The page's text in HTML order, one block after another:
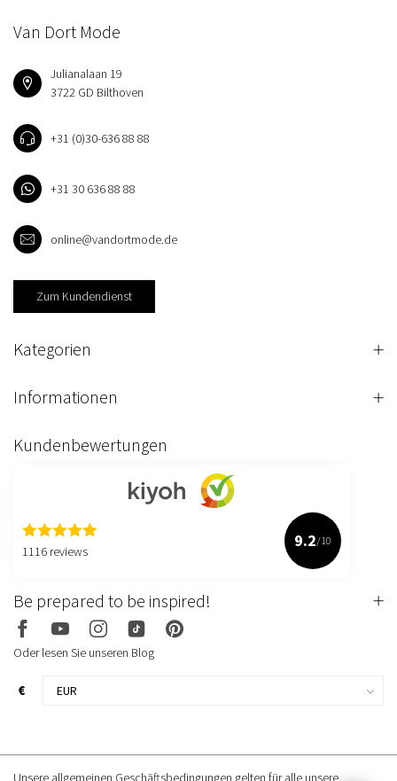
Van Dort Mode
Julianalaan 19
3722 GD Bilthoven
+31 (0)30-636 88 88
+31 30 636 88 88
online@vandortmode.de
Zum Kundendienst
Kategorien
Informationen
Kundenbewertungen
1116 reviews
9.2/10
Be prepared to be inspired!
Oder lesen Sie unseren Blog
€
Unsere allgemeinen Geschäftsbedingungen gelten für alle unsere